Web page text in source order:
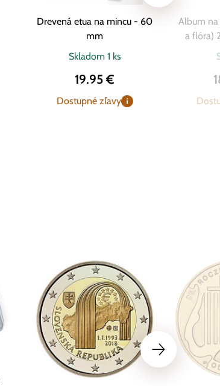
Drevená etua na mincu - 60
mm
Skladom 1 ks
19.95 €
Dostupné zľavy
Album na
a flóra)